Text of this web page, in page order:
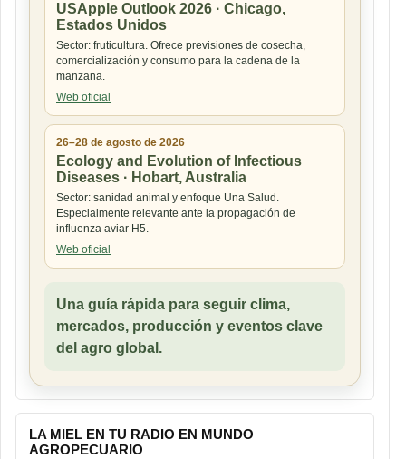
USApple Outlook 2026 · Chicago,
Estados Unidos
Sector: fruticultura. Ofrece previsiones de cosecha,
comercialización y consumo para la cadena de la
manzana.
Web oficial
26–28 de agosto de 2026
Ecology and Evolution of Infectious
Diseases · Hobart, Australia
Sector: sanidad animal y enfoque Una Salud.
Especialmente relevante ante la propagación de
influenza aviar H5.
Web oficial
Una guía rápida para seguir clima,
mercados, producción y eventos clave
del agro global.
LA MIEL EN TU RADIO EN MUNDO
AGROPECUARIO